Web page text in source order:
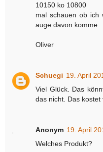
10150 ko 10800
mal schauen ob ich
auge davon komme
Oliver
Schuegi 19. April
Viel Glück. Das
das nicht. Das kostet
Anonym 19. April
Welches Produkt?